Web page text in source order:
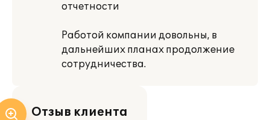
отчетности
Работой компании довольны, в
дальнейших планах продолжение
сотрудничества.
Отзыв клиента